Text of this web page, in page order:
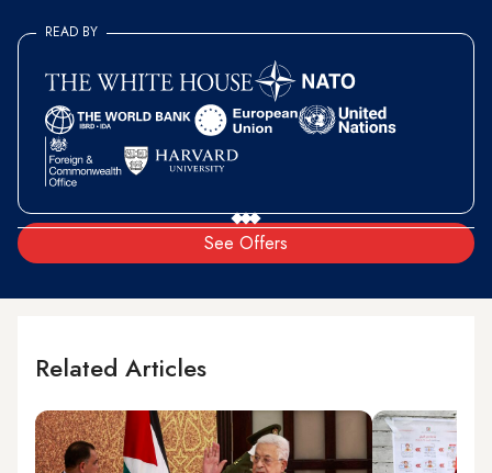
See Offers
READ BY
Related Articles